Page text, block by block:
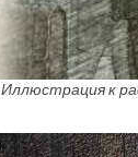
Иллюстрация к